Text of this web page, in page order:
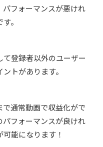
フォーマンスが悪けれ
。
登録者以外のユーザー
トがあります。
通常動画で収益化がで
フォーマンスが良けれ
能になります！